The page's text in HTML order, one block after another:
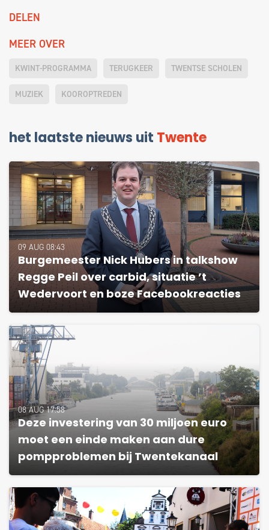
DELEN
MEER OVER
KWINT-PROGRAMMA TERUGKEER TWENTSE SCHOLEN
MUZIEK KOOROPTREDEN
het laatste nieuws uit Twente
09 AUG 08:43
Burgemeester Nick Hubers in talkshow
Regge Peil over carbid, situatie ’t
Wedervoort en boze Facebookreacties
08 AUG 17:58
Deze investering van 30 miljoen euro
moet een einde maken aan dure
pompproblemen bij Twentekanaal